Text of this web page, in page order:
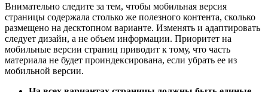
Внимательно следите за тем, чтобы мобильная версия
страницы содержала столько же полезного контента, сколько
размещено на десктопном варианте. Изменять и адаптировать
следует дизайн, а не объем информации. Приоритет на
мобильные версии страниц приводит к тому, что часть
материала не будет проиндексирована, если убрать ее из
мобильной версии.